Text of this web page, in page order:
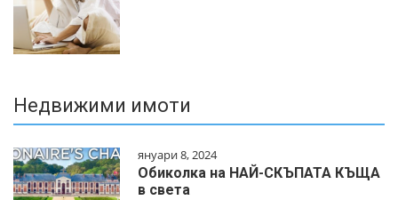
Недвижими имоти
януари 8, 2024
Обиколка на НАЙ-СКЪПАТА КЪЩА
в света